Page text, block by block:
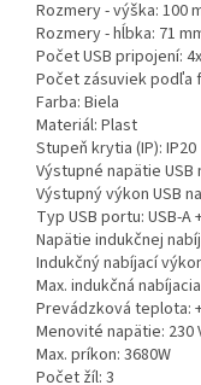
Rozmery - výška: 100
Rozmery - hĺbka: 71
Počet USB pripojení:
Počet zásuviek podľa
Farba: Biela
Materiál: Plast
Stupeň krytia (IP): IP20
Výstupné napätie USB
Výstupný výkon USB
Typ USB portu: USB-A
Napätie indukčnej
Indukčný nabíjací
Max. indukčná
Prevádzková teplota:
Menovité napätie: 230
Max. príkon: 3680W
Počet žíl: 3